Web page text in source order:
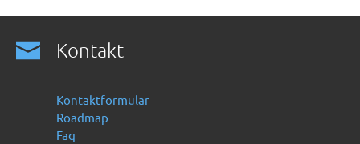
Kontakt
Kontaktformular
Roadmap
Faq